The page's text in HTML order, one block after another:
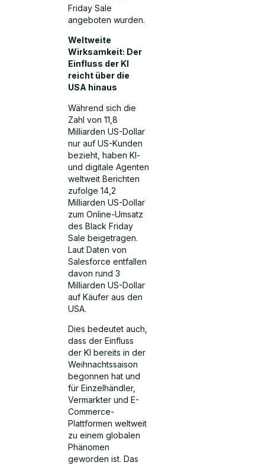
Friday Sale
angeboten wurden.
Weltweite
Wirksamkeit: Der
Einfluss der KI
reicht über die
USA hinaus
Während sich die
Zahl von 11,8
Milliarden US-Dollar
nur auf US-Kunden
bezieht, haben KI-
und digitale Agenten
weltweit Berichten
zufolge 14,2
Milliarden US-Dollar
zum Online-Umsatz
des Black Friday
Sale beigetragen.
Laut Daten von
Salesforce entfallen
davon rund 3
Milliarden US-Dollar
auf Käufer aus den
USA.
Dies bedeutet auch,
dass der Einfluss
der KI bereits in der
Weihnachtssaison
begonnen hat und
für Einzelhändler,
Vermarkter und E-
Commerce-
Plattformen weltweit
zu einem globalen
Phänomen
geworden ist. Das